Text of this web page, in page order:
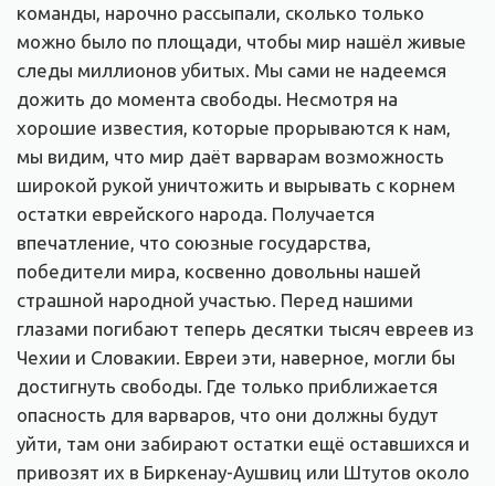
команды, нарочно рассыпали, сколько только
можно было по площади, чтобы мир нашёл живые
следы миллионов убитых. Мы сами не надеемся
дожить до момента свободы. Несмотря на
хорошие известия, которые прорываются к нам,
мы видим, что мир даёт варварам возможность
широкой рукой уничтожить и вырывать с корнем
остатки еврейского народа. Получается
впечатление, что союзные государства,
победители мира, косвенно довольны нашей
страшной народной участью. Перед нашими
глазами погибают теперь десятки тысяч евреев из
Чехии и Словакии. Евреи эти, наверное, могли бы
достигнуть свободы. Где только приближается
опасность для варваров, что они должны будут
уйти, там они забирают остатки ещё оставшихся и
привозят их в Биркенау-Аушвиц или Штутов около